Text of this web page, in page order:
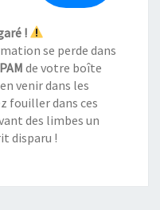
!
se perde dans
de votre boîte
venir dans les
fouiller dans ces
des limbes un
disparu !